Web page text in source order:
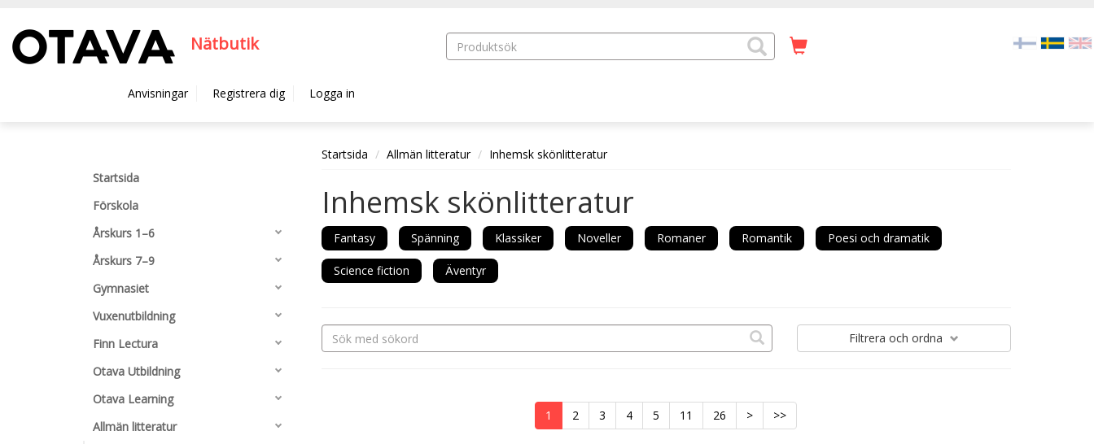
Nätbutik
Anvisningar Registrera dig Logga in
Startsida
Förskola
Årskurs 1–6
Årskurs 7–9
Gymnasiet
Vuxenutbildning
Finn Lectura
Otava Utbildning
Otava Learning
Allmän litteratur
Startsida Allmän litteratur Inhemsk skönlitteratur
Inhemsk skönlitteratur
Fantasy Spänning Klassiker Noveller Romaner Romantik Poesi och dramatik
Science fiction Äventyr
Filtrera och ordna
1 2 3 4 5 11 26 > >>